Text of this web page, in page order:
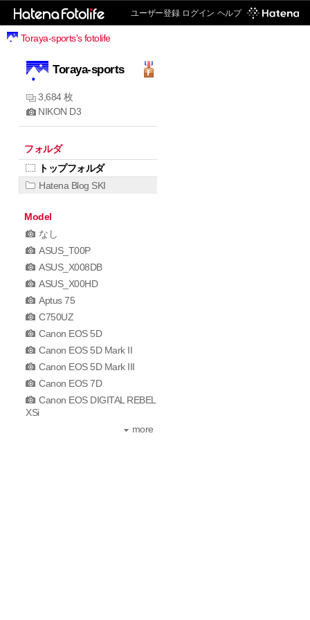
ユーザー登録 ログイン ヘルプ
Toraya-sports's fotolife
Toraya-sports
3,684 枚
NIKON D3
フォルダ
トップフォルダ
Hatena Blog SKI
Model
なし
ASUS_T00P
ASUS_X008DB
ASUS_X00HD
Aptus 75
C750UZ
Canon EOS 5D
Canon EOS 5D Mark II
Canon EOS 5D Mark III
Canon EOS 7D
Canon EOS DIGITAL REBEL
XSi
more